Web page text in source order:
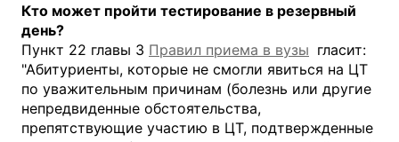
Кто может пройти тестирование в резервный
день?
Пункт 22 главы 3 Правил приема в вузы гласит:
"Абитуриенты, которые не смогли явиться на ЦТ
по уважительным причинам (болезнь или другие
непредвиденные обстоятельства,
препятствующие участию в ЦТ, подтвержденные